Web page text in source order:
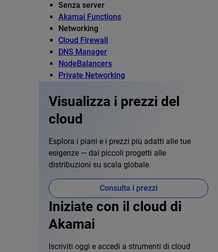
Senza server
Akamai Functions
Networking
Cloud Firewall
DNS Manager
NodeBalancers
Private Networking
Visualizza i prezzi del
cloud
Esplora i piani e i prezzi più adatti alle tue
esigenze — dai piccoli progetti alle
distribuzioni su scala globale.
Consulta i prezzi
Iniziate con il cloud di
Akamai
Iscriviti oggi e accedi a strumenti di cloud